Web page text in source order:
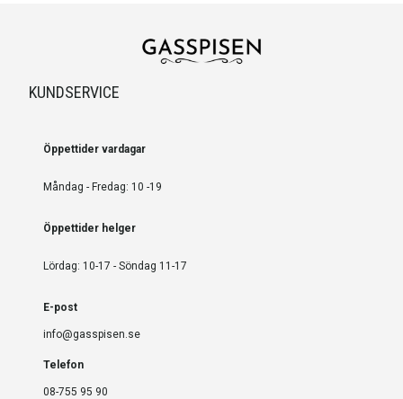
KUNDSERVICE
Öppettider vardagar
Måndag - Fredag: 10 -19
Öppettider helger
Lördag: 10-17 - Söndag 11-17
E-post
info@gasspisen.se
Telefon
08-755 95 90